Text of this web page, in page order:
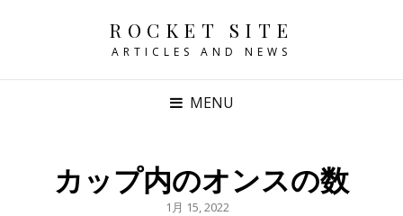
ROCKET SITE
ARTICLES AND NEWS
MENU
カップ内のオンスの数
POSTED
1月 15, 2022